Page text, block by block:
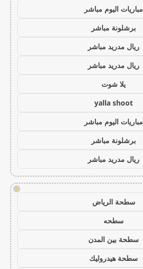
مباريات اليوم مباشر
برشلونة مباشر
ريال مدريد مباشر
ريال مدريد مباشر
يلا شوت
yalla shoot
مباريات اليوم مباشر
برشلونة مباشر
ريال مدريد مباشر
!
سطحة الرياض
سطحه
سطحة بين المدن
سطحة هيدروليك